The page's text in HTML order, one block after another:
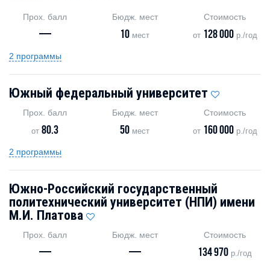
Прох. балл
—
Бюдж. мест
10 мест
Стоимость
от 128 000р./год
2 программы
Южный федеральный университет
Прох. балл
от80.3
Бюдж. мест
50 мест
Стоимость
от 160 000р./год
2 программы
Южно-Российский государственный
политехнический университет (НПИ) имени
М.И. Платова
Прох. балл
—
Бюдж. мест
—
Стоимость
134 970 р./год